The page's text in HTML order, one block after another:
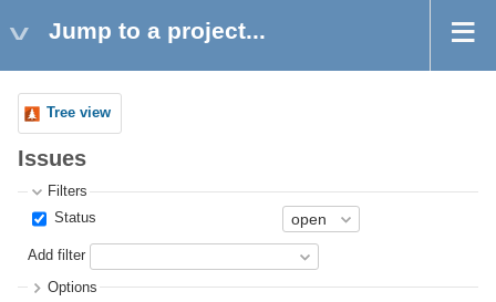
Jump to a project...
Tree view
Issues
Filters
Status
Add filter
Options